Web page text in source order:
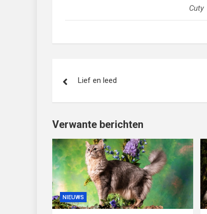
Cuty
navigatie
Lief en leed
Verwante berichten
NIEUWS